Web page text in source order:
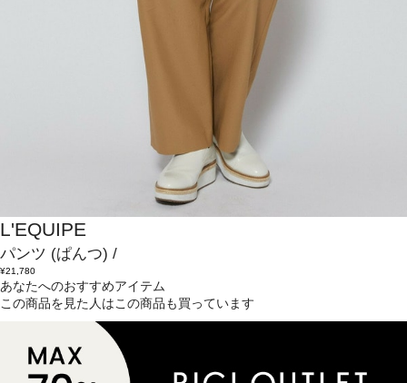
L'EQUIPE
パンツ (ぱんつ) /
¥21,780
あなたへのおすすめアイテム
この商品を見た人はこの商品も買っています